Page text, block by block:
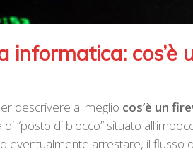
informatica: cos’è
descrivere al meglio cos’è un
“posto di blocco” situato
eventualmente arrestare, il flusso